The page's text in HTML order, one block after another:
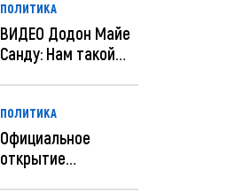
ПОЛИТИКА
ВИДЕО Додон Майе
Санду: Нам такой
ПОЛИТИКА
Официальное
открытие